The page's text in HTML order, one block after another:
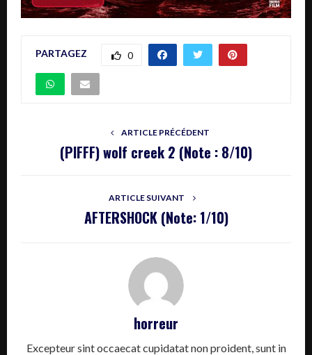
PARTAGEZ 0
ARTICLE PRÉCÉDENT
(PIFFF) wolf creek 2 (Note : 8/10)
ARTICLE SUIVANT
AFTERSHOCK (Note: 1/10)
horreur
Excepteur sint occaecat cupidatat non proident, sunt in